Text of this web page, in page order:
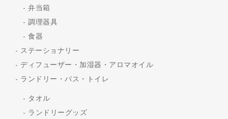
弁当箱
調理器具
食器
ステーショナリー
ディフューザー・加湿器・アロマオイル
ランドリー・バス・トイレ
タオル
ランドリーグッズ